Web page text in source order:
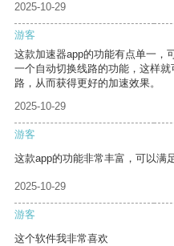
2025-10-29
游客
这款加速器app的功能有点单一，
一个自动切换线路的功能，这样
路，从而获得更好的加速效果。
2025-10-29
游客
这款app的功能非常丰富，可以满
2025-10-29
游客
这个软件我非常喜欢